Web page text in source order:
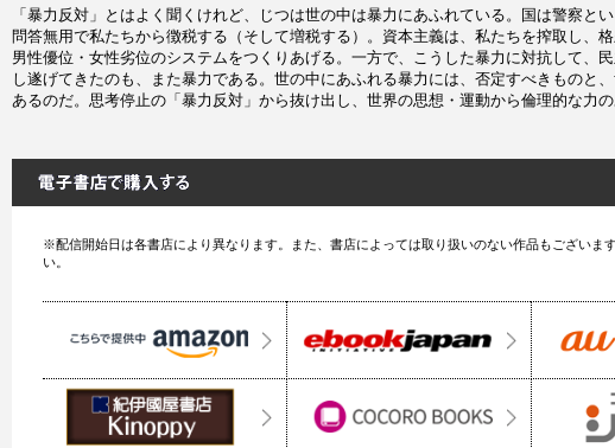
「暴力反対」とはよく聞くけれど、じつは世の中は暴力にあふれている。国は警察と
問答無用で私たちから徴税する（そして増税する）。資本主義は、私たちを搾取し、
男性優位・女性劣位のシステムをつくりあげる。一方で、こうした暴力に対抗して、
し遂げてきたのも、また暴力である。世の中にあふれる暴力には、否定すべきものと
あるのだ。思考停止の「暴力反対」から抜け出し、世界の思想・運動から倫理的な力の
※配信開始日は各書店により異なります。また、書店によっては取り扱いのない作品もございま
い。